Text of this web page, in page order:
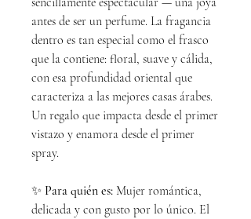
antes de ser un perfume. La fragancia
dentro es tan especial como el frasco
que la contiene: floral, suave y cálida,
con esa profundidad oriental que
caracteriza a las mejores casas árabes.
Un regalo que impacta desde el primer
vistazo y enamora desde el primer
spray.
✨ Para quién es: Mujer romántica,
delicada y con gusto por lo único. El